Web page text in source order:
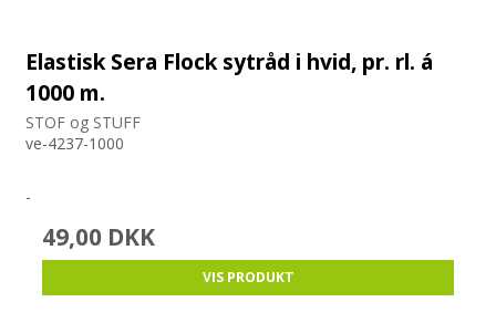
Elastisk Sera Flock sytråd i hvid, pr. rl. á
1000 m.
STOF og STUFF
ve-4237-1000
-
49,00 DKK
VIS PRODUKT